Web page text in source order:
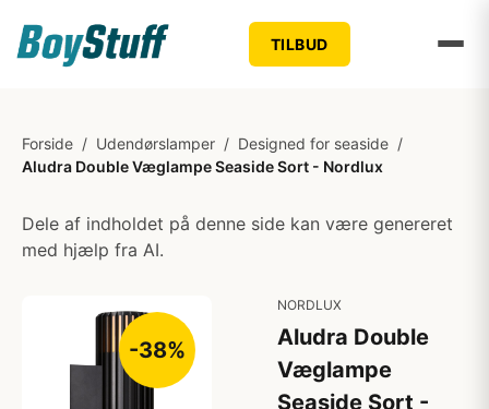
TILBUD
Forside / Udendørslamper / Designed for seaside /
Aludra Double Væglampe Seaside Sort - Nordlux
Dele af indholdet på denne side kan være genereret
med hjælp fra AI.
-38%
NORDLUX
Aludra Double
Væglampe
Seaside Sort -